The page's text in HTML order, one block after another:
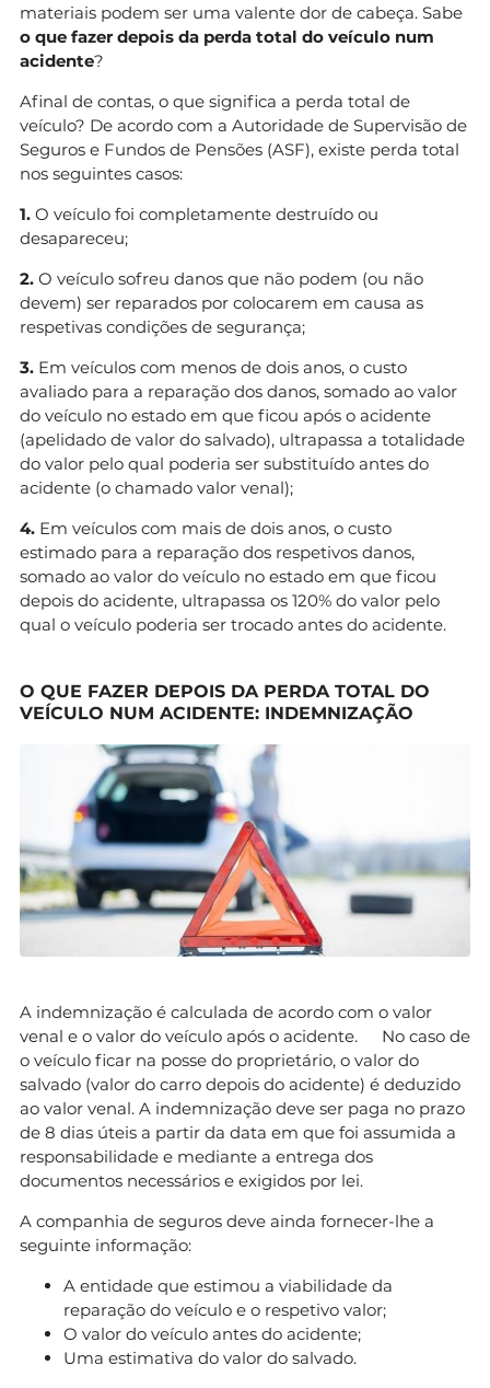
materiais podem ser uma valente dor de cabeça. Sabe
o que fazer depois da perda total do veículo num
acidente?
Afinal de contas, o que significa a perda total de
veículo? De acordo com a Autoridade de Supervisão de
Seguros e Fundos de Pensões (ASF), existe perda total
nos seguintes casos:
1. O veículo foi completamente destruído ou
desapareceu;
2. O veículo sofreu danos que não podem (ou não
devem) ser reparados por colocarem em causa as
respetivas condições de segurança;
3. Em veículos com menos de dois anos, o custo
avaliado para a reparação dos danos, somado ao valor
do veículo no estado em que ficou após o acidente
(apelidado de valor do salvado), ultrapassa a totalidade
do valor pelo qual poderia ser substituído antes do
acidente (o chamado valor venal);
4. Em veículos com mais de dois anos, o custo
estimado para a reparação dos respetivos danos,
somado ao valor do veículo no estado em que ficou
depois do acidente, ultrapassa os 120% do valor pelo
qual o veículo poderia ser trocado antes do acidente.
O QUE FAZER DEPOIS DA PERDA TOTAL DO
VEÍCULO NUM ACIDENTE: INDEMNIZAÇÃO
A indemnização é calculada de acordo com o valor
venal e o valor do veículo após o acidente. No caso de
o veículo ficar na posse do proprietário, o valor do
salvado (valor do carro depois do acidente) é deduzido
ao valor venal. A indemnização deve ser paga no prazo
de 8 dias úteis a partir da data em que foi assumida a
responsabilidade e mediante a entrega dos
documentos necessários e exigidos por lei.
A companhia de seguros deve ainda fornecer-lhe a
seguinte informação:
A entidade que estimou a viabilidade da
reparação do veículo e o respetivo valor;
O valor do veículo antes do acidente;
Uma estimativa do valor do salvado.